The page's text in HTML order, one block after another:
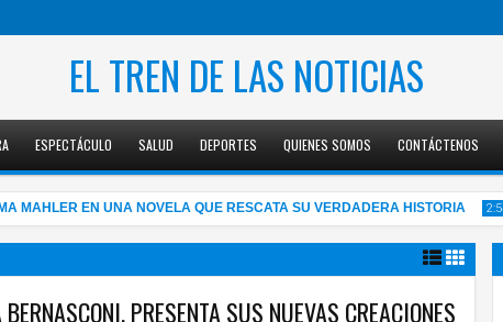
EL TREN DE LAS NOTICIAS
ESPECTÁCULO SALUD DEPORTES QUIENES SOMOS CONTÁCTENOS
EN UNA NOVELA QUE RESCATA SU VERDADERA HISTORIA 2:54 PM
PRESENTA SUS NUEVAS CREACIONES